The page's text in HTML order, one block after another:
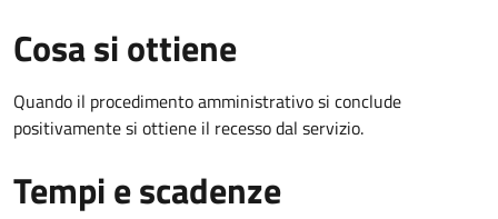
Cosa si ottiene
Quando il procedimento amministrativo si conclude
positivamente si ottiene il recesso dal servizio.
Tempi e scadenze